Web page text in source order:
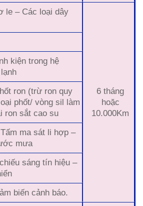
le – Các loại dây
6 tháng
hoặc
10.000Km
kiện trong hệ
ron (trừ ron quy
phốt/ vòng sil làm
ron sắt cao su
ma sát li hợp –
mưa
sáng tín hiệu –
biến cảnh báo.